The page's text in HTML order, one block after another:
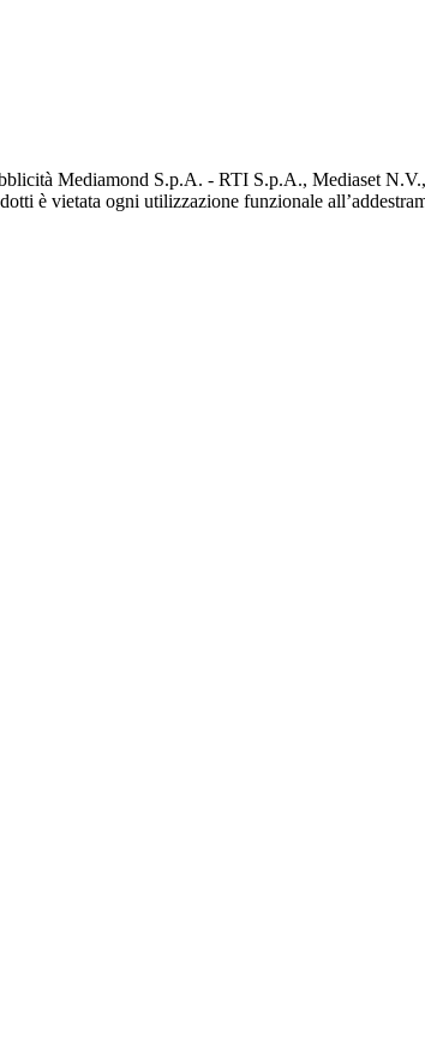
Mediamond S.p.A. - RTI S.p.A., Mediaset N.V.,
è vietata ogni utilizzazione funzionale